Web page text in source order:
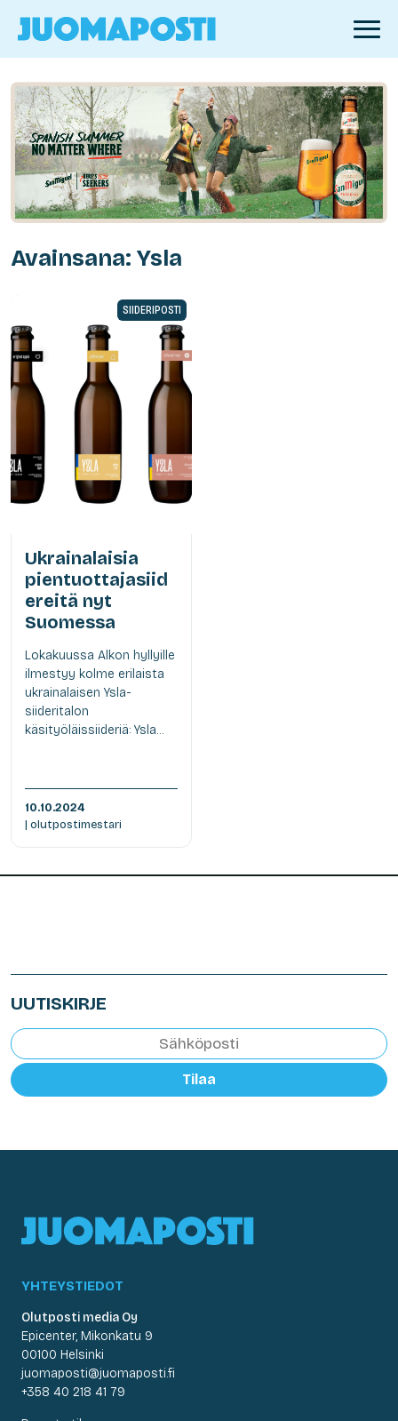
Avainsana: Ysla
SIIDERIPOSTI
Ukrainalaisia
pientuottajasiid
ereitä nyt
Suomessa
Lokakuussa Alkon hyllyille
ilmestyy kolme erilaista
ukrainalaisen Ysla-
siideritalon
käsityöläissiideriä: Ysla...
10.10.2024
| olutpostimestari
UUTISKIRJE
Tilaa
YHTEYSTIEDOT
Olutposti media Oy
Epicenter, Mikonkatu 9
00100 Helsinki
juomaposti@juomaposti.fi
+358 40 218 41 79